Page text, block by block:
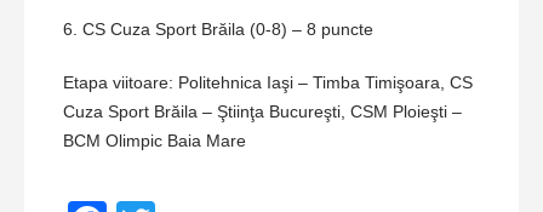
6. CS Cuza Sport Brăila (0-8) – 8 puncte
Etapa viitoare: Politehnica Iaşi – Timba Timişoara, CS
Cuza Sport Brăila – Ştiinţa Bucureşti, CSM Ploieşti –
BCM Olimpic Baia Mare